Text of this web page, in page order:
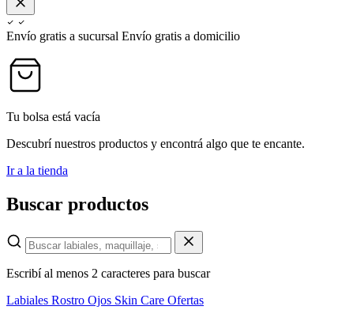
Envío gratis a sucursal Envío gratis a domicilio
Tu bolsa está vacía
Descubrí nuestros productos y encontrá algo que te encante.
Ir a la tienda
Buscar productos
Escribí al menos 2 caracteres para buscar
Labiales Rostro Ojos Skin Care Ofertas